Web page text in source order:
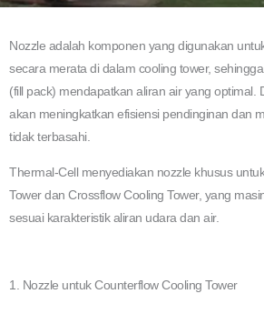
Nozzle adalah komponen yang digunakan
secara merata di dalam cooling tower,
(fill pack) mendapatkan aliran air yang optimal.
akan meningkatkan efisiensi pendinginan dan
tidak terbasahi.
Thermal-Cell menyediakan nozzle khusus
Tower dan Crossflow Cooling Tower, yang
sesuai karakteristik aliran udara dan air.
1. Nozzle untuk Counterflow Cooling Tower